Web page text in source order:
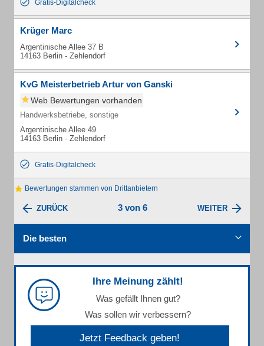
Gratis-Digitalcheck
Krüger Marc
Argentinische Allee 37 B
14163 Berlin - Zehlendorf
KvG Meisterbetrieb Artur von Ganski
Web Bewertungen vorhanden
Handwerksbetriebe, sonstige
Argentinische Allee 49
14163 Berlin - Zehlendorf
Gratis-Digitalcheck
Bewertungen stammen von Drittanbietern
ZURÜCK 3 von 6 WEITER
Die besten
Ihre Meinung zählt!
Was gefällt Ihnen gut?
Was sollen wir verbessern?
Jetzt Feedback geben!